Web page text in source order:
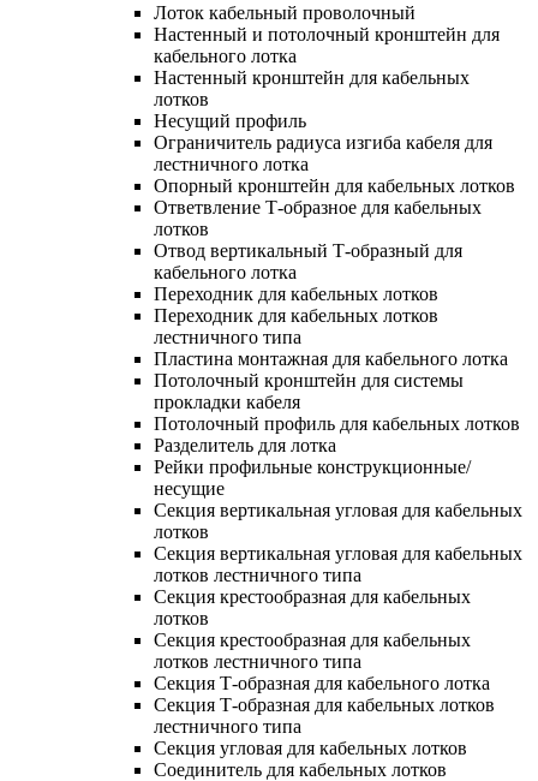
Лоток кабельный проволочный
Настенный и потолочный кронштейн для
кабельного лотка
Настенный кронштейн для кабельных
лотков
Несущий профиль
Ограничитель радиуса изгиба кабеля для
лестничного лотка
Опорный кронштейн для кабельных лотков
Ответвление Т-образное для кабельных
лотков
Отвод вертикальный Т-образный для
кабельного лотка
Переходник для кабельных лотков
Переходник для кабельных лотков
лестничного типа
Пластина монтажная для кабельного лотка
Потолочный кронштейн для системы
прокладки кабеля
Потолочный профиль для кабельных лотков
Разделитель для лотка
Рейки профильные конструкционные/
несущие
Секция вертикальная угловая для кабельных
лотков
Секция вертикальная угловая для кабельных
лотков лестничного типа
Секция крестообразная для кабельных
лотков
Секция крестообразная для кабельных
лотков лестничного типа
Секция Т-образная для кабельного лотка
Секция Т-образная для кабельных лотков
лестничного типа
Секция угловая для кабельных лотков
Соединитель для кабельных лотков